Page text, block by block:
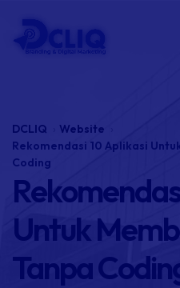
DCLIQ
Website
Rekomendasi 10 Aplikasi
Coding
Untuk
Tanpa